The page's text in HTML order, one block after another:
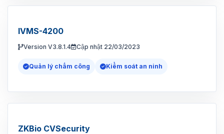
IVMS-4200
Version V3.8.1.4 Cập nhật 22/03/2023
Quản lý chấm công Kiểm soát an ninh
ZKBio CVSecurity